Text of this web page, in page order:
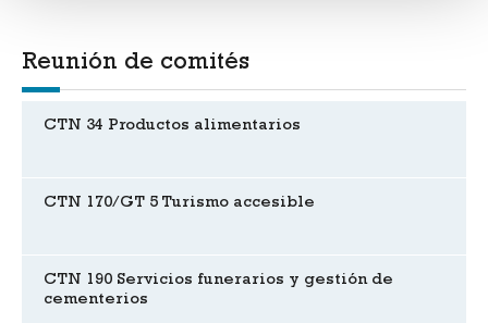
Reunión de comités
CTN 34 Productos alimentarios
CTN 170/GT 5 Turismo accesible
CTN 190 Servicios funerarios y gestión de
cementerios